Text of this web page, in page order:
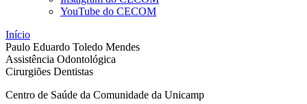
YouTube do CECOM
Início
Paulo Eduardo Toledo Mendes
Assistência Odontológica
Cirurgiões Dentistas
Centro de Saúde da Comunidade da Unicamp